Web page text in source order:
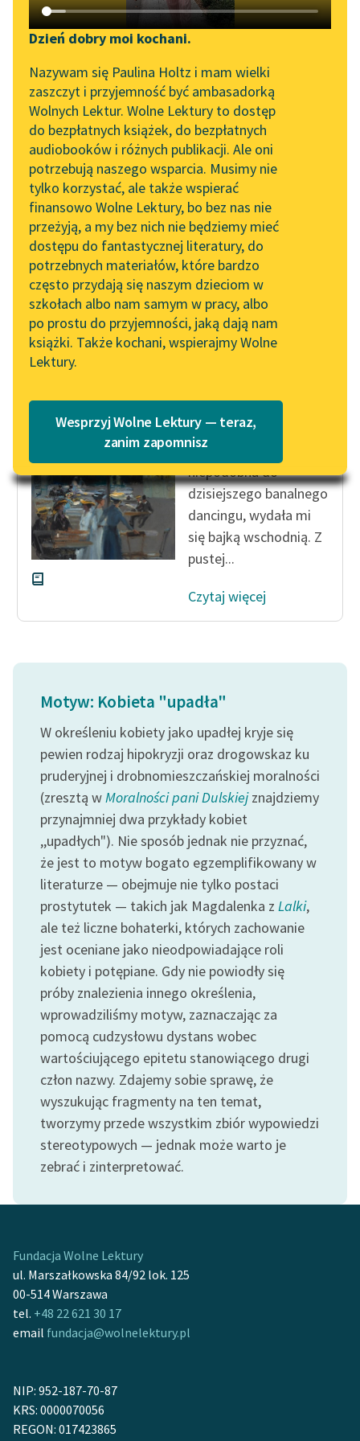
Katalog DAISY
Podkasty o książkach
Zgłoś brak utworu
Aktualności
„Prokurator Alicja Horn”
do słuchania
Byliśmy częścią AI Impact
Lab
Zapraszamy na spotkanie
online z tłumaczkami
literatury skandynawskiej
Spotkanie z Katarzyną
Tunkiel w Oslo
102. lata temu zmarł
Joseph Conrad
Lektury szkolne i klasyka
literatury do słuchania dla
uczennic i uczniów z
niepełnosprawnościami
E-kolekcja lektur
szkolnych i literatury do
słuchania dla uczennic i
uczniów z
Popularyzacja
feministycznej
Ręce pełne poezji
Kolekcje edukacyjne
twórców przechodzących
do domeny publicznej,
lektur szkolnych oraz
Starego Testamentu
Odkurzamy bohaterów
Szkoła Poezji Wolnych
Lektur
Narzędzia
Mapa Wolnych Lektur
Leśmianator
Przewodnik dla piszących i
czytających
API
OAI-PMH
Widget Wolnych Lektur
Przypisy
Katalog w formacie PDF
O nas
Kontakt
O projekcie
Zespół
Zasady wykorzystania
Wolnych Lektur
Logotypy
Materiały promocyjne
Regulamin biblioteki
Dane fundacji i
sprawozdania finansowe
wrażliwych
Deklaracja dostępności
Dzień dobry moi kochani.
Nazywam się Paulina Holtz i mam wielki
zaszczyt i przyjemność być ambasadorką
Wolnych Lektur. Wolne Lektury to dostęp
do bezpłatnych książek, do bezpłatnych
audiobooków i różnych publikacji. Ale oni
potrzebują naszego wsparcia. Musimy nie
tylko korzystać, ale także wspierać
finansowo Wolne Lektury, bo bez nas nie
przeżyją, a my bez nich nie będziemy mieć
dostępu do fantastycznej literatury, do
potrzebnych materiałów, które bardzo
często przydają się naszym dzieciom w
szkołach albo nam samym w pracy, albo
po prostu do przyjemności, jaką dają nam
książki. Także kochani, wspierajmy Wolne
Lektury.
Wesprzyj Wolne Lektury — teraz,
zanim zapomnisz
Tadeusz Boy-Żeleński
W Sorbonie i gdzie
indziej
Rozmowa zawiązuje
się dość mdło. — Pani
stale mieszka w
Paryżu? mówię, aby
coś powiedzieć. —
Tak...
Czytaj więcej
Olimpia! ta dawna,
niepodobna do
dzisiejszego banalnego
dancingu, wydała mi
się bajką wschodnią. Z
pustej...
Czytaj więcej
Motyw: Kobieta "upadła"
W określeniu kobiety jako upadłej kryje się
pewien rodzaj hipokryzji oraz drogowskaz ku
pruderyjnej i drobnomieszczańskiej moralności
(zresztą wMoralności pani Dulskiejznajdziemy
przynajmniej dwa przykłady kobiet
,,upadłych"). Nie sposób jednak nie przyznać,
że jest to motyw bogato egzemplifikowany w
literaturze — obejmuje nie tylko postaci
prostytutek — takich jak Magdalenka z Lalki,
ale też liczne bohaterki, których zachowanie
jest oceniane jako nieodpowiadające roli
kobiety i potępiane. Gdy nie powiodły się
próby znalezienia innego określenia,
wprowadziliśmy motyw, zaznaczając za
pomocą cudzysłowu dystans wobec
wartościującego epitetu stanowiącego drugi
człon nazwy. Zdajemy sobie sprawę, że
wyszukując fragmenty na ten temat,
tworzymy przede wszystkim zbiór wypowiedzi
stereotypowych — jednak może warto je
zebrać i zinterpretować.
Fundacja Wolne Lektury
ul. Marszałkowska 84/92 lok. 125
00-514 Warszawa
tel. +48 22 621 30 17
email fundacja@wolnelektury.pl
NIP: 952-187-70-87
KRS: 0000070056
REGON: 017423865